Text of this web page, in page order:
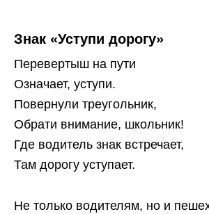
Знак «Уступи дорогу»
Перевертыш на пути
Означает, уступи.
Повернули треугольник,
Обрати внимание, школьник!
Где водитель знак встречает,
Там дорогу уступает.
Не только водителям, но и